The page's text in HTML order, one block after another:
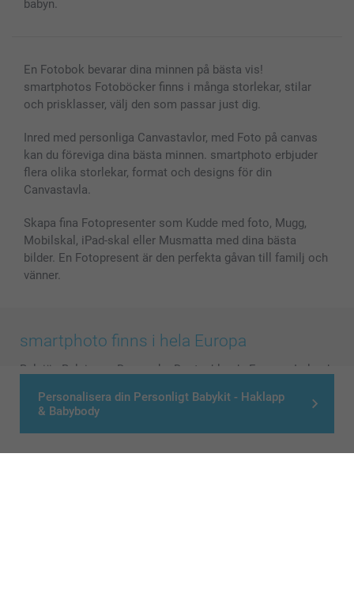
Personalisera din Personligt Babykit - Haklapp
& Babybody
babyn.
En Fotobok bevarar dina minnen på bästa vis!
smartphotos Fotoböcker finns i många storlekar, stilar
och prisklasser, välj den som passar just dig.
Inred med personliga Canvastavlor, med Foto på canvas
kan du föreviga dina bästa minnen. smartphoto erbjuder
flera olika storlekar, format och designs för din
Canvastavla.
Skapa fina Fotopresenter som Kudde med foto, Mugg,
Mobilskal, iPad-skal eller Musmatta med dina bästa
bilder. En Fotopresent är den perfekta gåvan till familj och
vänner.
smartphoto finns i hela Europa
België Belgique Danmark Deutschland France
Ireland
Nederland - Norge Österreich - Schweiz - Suisse
Switzerland - Suomi